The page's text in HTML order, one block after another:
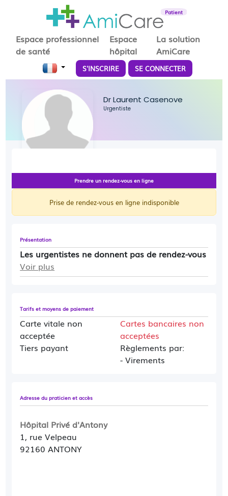
Patient
Espace professionnel
de santé
Espace
hôpital
La solution
AmiCare
S'INSCRIRE SE CONNECTER
Dr Laurent Casenove
Urgentiste
Présentation
Les urgentistes ne donnent pas de rendez-vous
Voir plus
Tarifs et moyens de paiement
Carte vitale non
acceptée
Tiers payant
Cartes bancaires non
acceptées
Règlements par:
- Virements
Adresse du praticien et accès
Hôpital Privé d'Antony
1, rue Velpeau
92160 ANTONY
Prendre un rendez-vous en ligne
Prise de rendez-vous en ligne indisponible